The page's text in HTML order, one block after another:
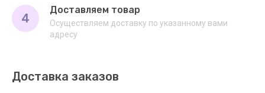
4
Доставляем товар
Осуществляем доставку по указанному вами
адресу
Доставка заказов